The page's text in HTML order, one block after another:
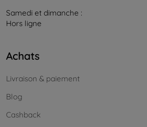
Samedi et dimanche :
Hors ligne
Achats
Livraison & paiement
Blog
Cashback